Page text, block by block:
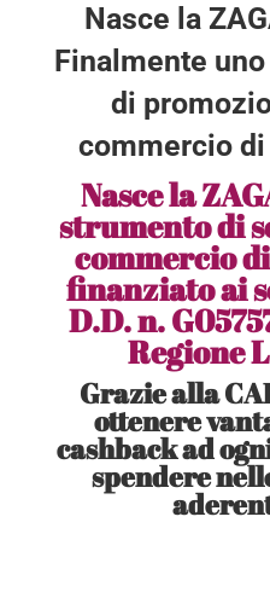
Nasce la
Finalmente
di
commercio
Nasce la
strumento di
commercio
finanziato ai
D.D. n.
Regione
Grazie alla
ottenere
cashback ad
spendere